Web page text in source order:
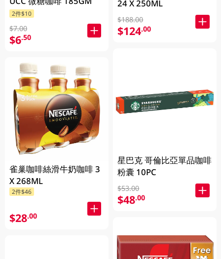
2件$10
$7.00
$6.50
雀巢咖啡絲滑牛奶咖啡 3
X 268ML
2件$46
$28.00
24 X 250ML
$188.00
$124.00
星巴克 哥倫比亞單品咖啡
粉囊 10PC
$53.00
$48.00